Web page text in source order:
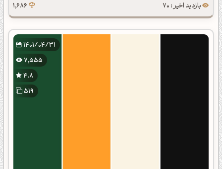
بازدید اخیر : 70 1,686
1401/04/31
7,555
4.8
519